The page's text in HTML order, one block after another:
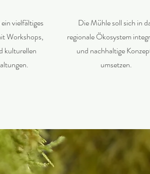
vielfältiges
Workshops,
kulturellen
Die Mühle soll sich in
regionale Ökosystem
und nachhaltige
umsetzen.